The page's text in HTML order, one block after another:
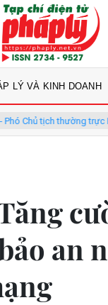
LÝ VÀ KINH DOANH
trực Hội đồng
an